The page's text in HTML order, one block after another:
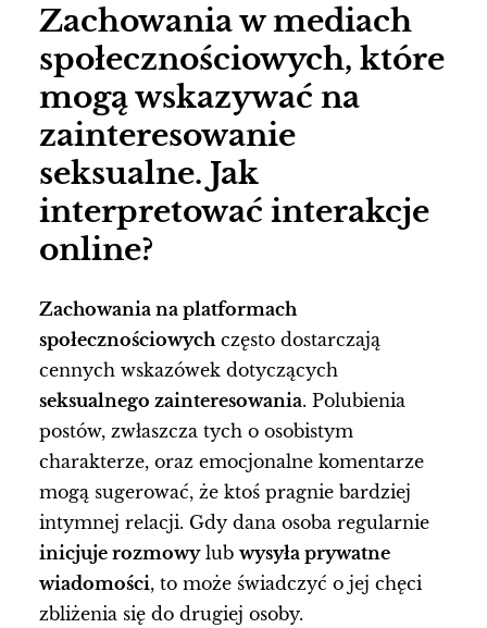
Zachowania w mediach
społecznościowych, które
mogą wskazywać na
zainteresowanie
seksualne. Jak
interpretować interakcje
online?
Zachowania na platformach
społecznościowych często dostarczają
cennych wskazówek dotyczących
seksualnego zainteresowania. Polubienia
postów, zwłaszcza tych o osobistym
charakterze, oraz emocjonalne komentarze
mogą sugerować, że ktoś pragnie bardziej
intymnej relacji. Gdy dana osoba regularnie
inicjuje rozmowylub wysyła prywatne
wiadomości, to może świadczyć o jej chęci
zbliżenia się do drugiej osoby.